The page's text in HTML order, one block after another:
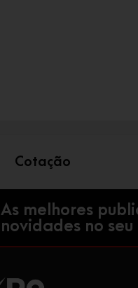
Cotação
As melhores
novidades no